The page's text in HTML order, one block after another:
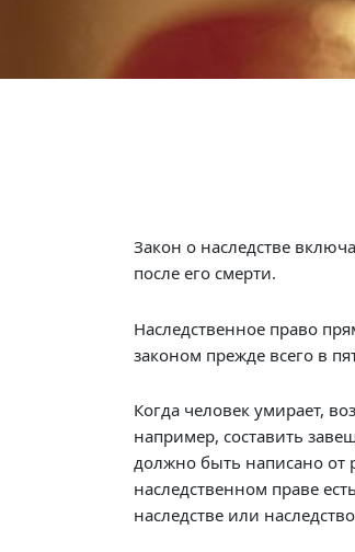
Закон о наследстве
после его смерти.
Наследственное право
законом прежде всего в
Когда человек умирает,
например, составить
должно быть написано от
наследственном праве
наследстве или